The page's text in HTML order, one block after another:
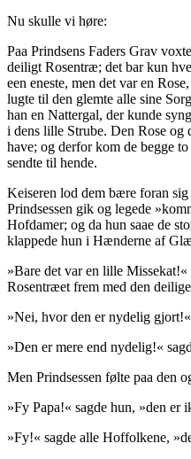
Nu skulle vi høre:
Paa Prindsens Faders Grav
deiligt Rosentræ; det bar kun
een eneste, men det var en
lugte til den glemte alle sine
han en Nattergal, der kunde
i dens lille Strube. Den Rose og
have; og derfor kom de begge
sendte til hende.
Keiseren lod dem bære foran
Prindsessen gik og legede »
Hofdamer; og da hun saae de
klappede hun i Hænderne af
»Bare det var en lille Missekat!«
Rosentræet frem med den
»Nei, hvor den er nydelig
»Den er mere end nydelig!«
Men Prindsessen følte paa den
»Fy Papa!« sagde hun, »den er
»Fy!« sagde alle Hoffolkene,